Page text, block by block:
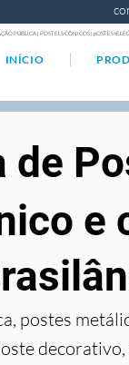
PÚBLICA | POSTELS CÔNICOS | pOSTES
INÍCIO
de
e
postes